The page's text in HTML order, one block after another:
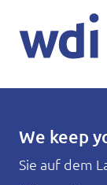
We keep
Sie auf dem